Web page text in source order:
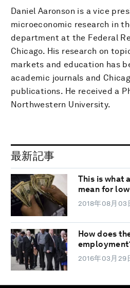
Daniel Aaronson is a vice
microeconomic research in
department at the Federal
Chicago. His research on
markets and education has
academic journals and
publications. He received a
Northwestern University.
最新記事
This is what
mean for
2018年08月03
How does
2016年03月29